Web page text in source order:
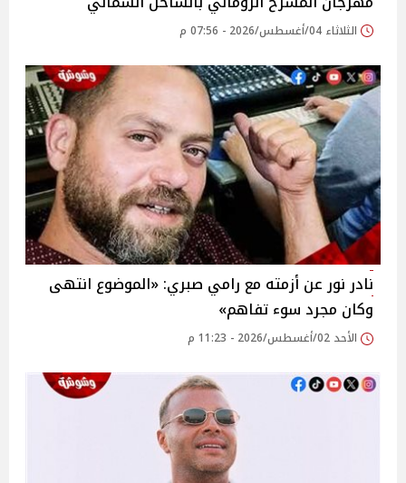
الثلاثاء 04/أغسطس/2026 - 07:56 م
نادر نور عن أزمته مع رامي صبري: «الموضوع انتهى
وكان مجرد سوء تفاهم»
الأحد 02/أغسطس/2026 - 11:23 م